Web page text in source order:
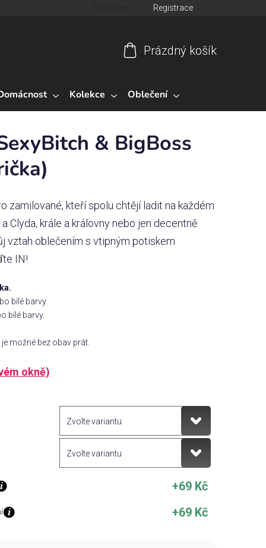
Registrace
košík
Prázdný košík
Kolekce Oblečení
& BigBoss
zamilované, kteří spolu chtějí ladit na každém
Clyda, krále a královny nebo jen decentně
vztah oblečením s vtipným potiskem
IN!
bílé barvy.
bílé barvy.
možné bez obav prát.
okně)
+69 Kč
+69 Kč